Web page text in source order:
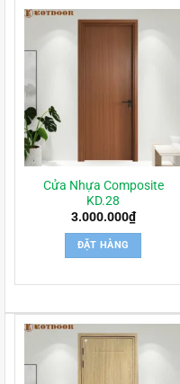
Cửa Nhựa Composite
KD.28
3.000.000₫
ĐẶT HÀNG